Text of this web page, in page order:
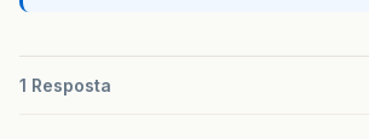
1 Resposta